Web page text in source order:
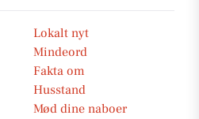
Lokalt nyt
Mindeord
Fakta om
Husstand
Mød dine naboer